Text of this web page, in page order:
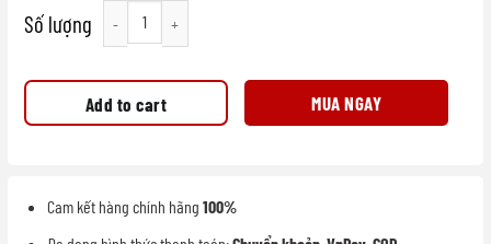
Bàn salad dùng trong nhà hàng quantity
Add to cart MUA NGAY
Cam kết hàng chính hãng 100%